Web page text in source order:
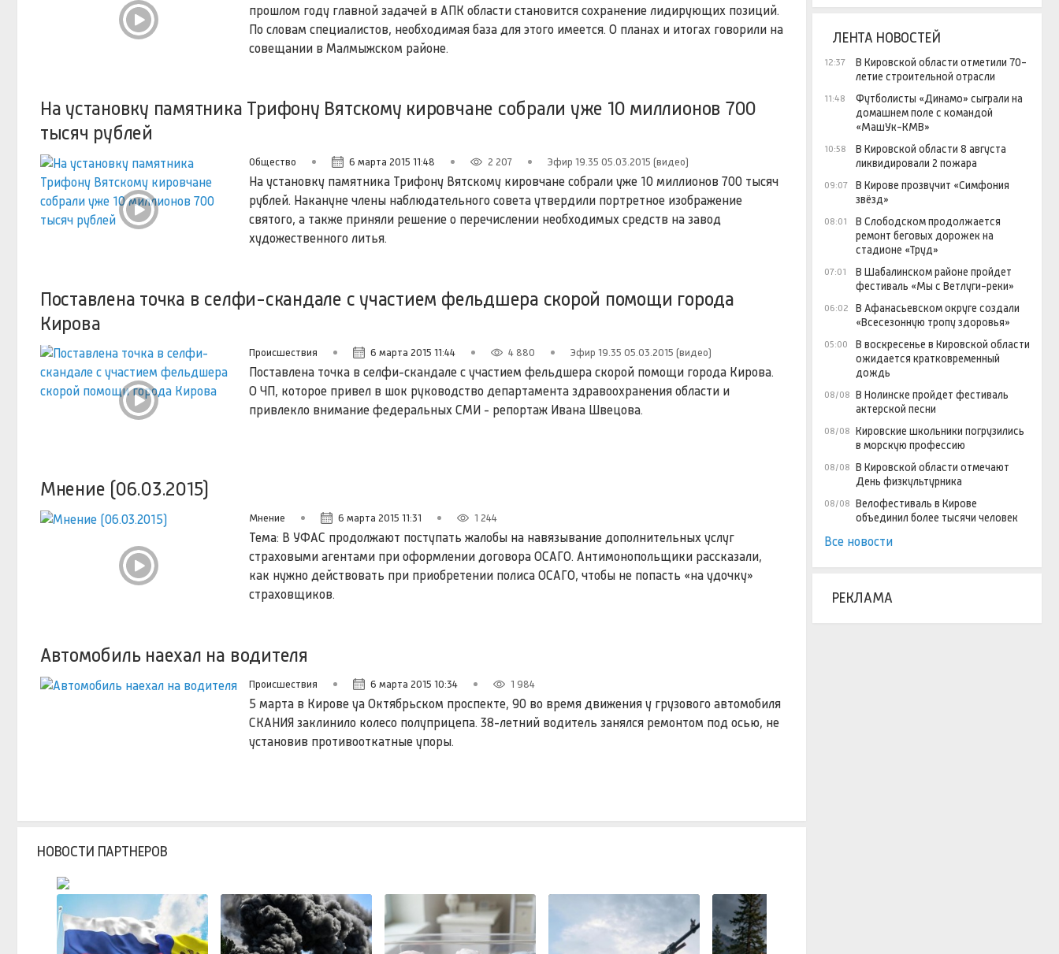
прошлом году главной задачей в АПК области становится сохранение лидирующих позиций.
По словам специалистов, необходимая база для этого имеется. О планах и итогах говорили на
совещании в Малмыжском районе.
На установку памятника Трифону Вятскому кировчане собрали уже 10 миллионов 700
тысяч рублей
Общество 6 марта 2015 11:48 2 207 Эфир 19.35 05.03.2015 (видео)
На установку памятника Трифону Вятскому кировчане собрали уже 10 миллионов 700 тысяч
рублей. Накануне члены наблюдательного совета утвердили портретное изображение
святого, а также приняли решение о перечислении необходимых средств на завод
художественного литья.
Поставлена точка в селфи-скандале с участием фельдшера скорой помощи города
Кирова
Происшествия 6 марта 2015 11:44 4 880 Эфир 19.35 05.03.2015 (видео)
Поставлена точка в селфи-скандале с участием фельдшера скорой помощи города Кирова.
О ЧП, которое привел в шок руководство департамента здравоохранения области и
привлекло внимание федеральных СМИ - репортаж Ивана Швецова.
Мнение (06.03.2015)
Мнение 6 марта 2015 11:31 1 244
Тема: В УФАС продолжают поступать жалобы на навязывание дополнительных услуг
страховыми агентами при оформлении договора ОСАГО. Антимонопольщики рассказали,
как нужно действовать при приобретении полиса ОСАГО, чтобы не попасть «на удочку»
страховщиков.
Автомобиль наехал на водителя
Происшествия 6 марта 2015 10:34 1 984
5 марта в Кирове yа Октябрьском проспекте, 90 во время движения у грузового автомобиля
СКАНИЯ заклинило колесо полуприцепа. 38-летний водитель занялся ремонтом под осью, не
установив противооткатные упоры.
НОВОСТИ ПАРТНЕРОВ
ЛЕНТА НОВОСТЕЙ
12:37
В Кировской области отметили 70-
летие строительной отрасли
11:48
Футболисты «Динамо» сыграли на
домашнем поле с командой
«МашУк-КМВ»
10:58
В Кировской области 8 августа
ликвидировали 2 пожара
09:07
В Кирове прозвучит «Симфония
звёзд»
08:01
В Слободском продолжается
ремонт беговых дорожек на
стадионе «Труд»
07:01
В Шабалинском районе пройдет
фестиваль «Мы с Ветлуги-реки»
06:02
В Афанасьевском округе создали
«Всесезонную тропу здоровья»
05:00
В воскресенье в Кировской области
ожидается кратковременный
дождь
08/08 В Нолинске пройдет фестиваль
актерской песни
08/08 Кировские школьники погрузились
в морскую профессию
08/08 В Кировской области отмечают
День физкультурника
08/08 Велофестиваль в Кирове
объединил более тысячи человек
Все новости
РЕКЛАМА